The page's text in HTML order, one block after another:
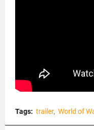
Tags: trailer World of